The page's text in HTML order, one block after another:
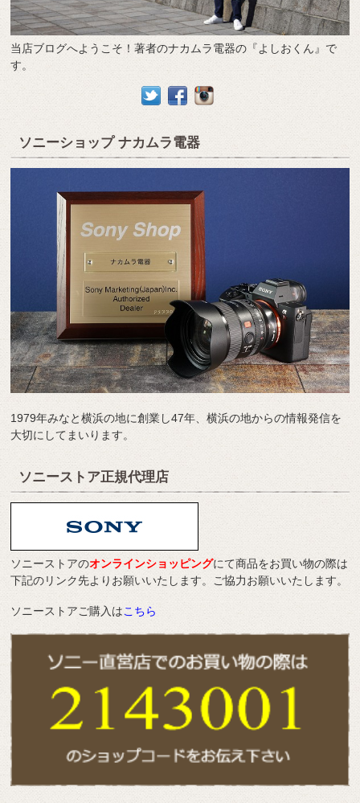
当店ブログへようこそ！著者のナカムラ電器の『よしおくん』で
す。
ソニーショップ ナカムラ電器
1979年みなと横浜の地に創業し47年、横浜の地からの情報発信を
大切にしてまいります。
ソニーストア正規代理店
ソニーストアのオンラインショッピングにて商品をお買い物の際は
下記のリンク先よりお願いいたします。ご協力お願いいたします。
ソニーストアご購入はこちら